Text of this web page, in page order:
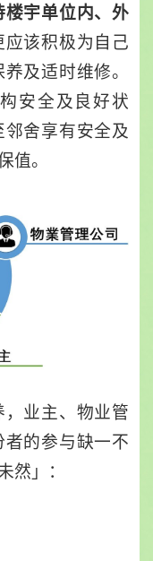
宇单位内、外
应该积极为自己
及适时维修。
安全及良好状
舍享有安全及
值。
业主、物业管
的参与缺一不
」：